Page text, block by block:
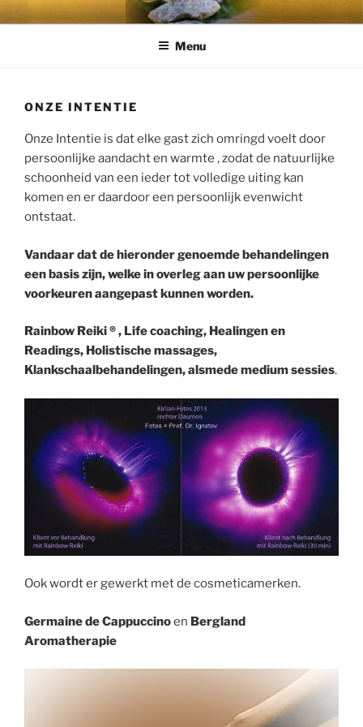
Ga
naar
Menu
ONZE INTENTIE
Onze Intentie is dat elke gast zich omringd voelt door
persoonlijke aandacht en warmte , zodat de natuurlijke
schoonheid van een ieder tot volledige uiting kan
komen en er daardoor een persoonlijk evenwicht
ontstaat.
Vandaar dat de hieronder genoemde behandelingen
een basis zijn, welke in overleg aan uw persoonlijke
voorkeuren aangepast kunnen worden.
Rainbow Reiki ® , Life coaching, Healingen en
Readings, Holistische massages,
Klankschaalbehandelingen, alsmede medium sessies.
Ook wordt er gewerkt met de cosmeticamerken.
Germaine de Cappuccinoen Bergland
Aromatherapie